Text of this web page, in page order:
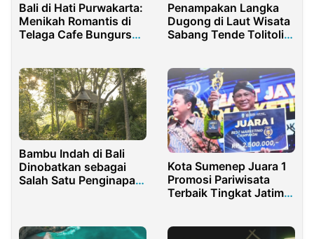
Bali di Hati Purwakarta:
Menikah Romantis di
Telaga Cafe Bungursari
Penampakan Langka
Dugong di Laut Wisata
Sabang Tende Tolitoli:
Bambu Indah di Bali
Dinobatkan sebagai
Salah Satu Penginapan
Kota Sumenep Juara 1
Promosi Pariwisata
Terbaik Tingkat Jatim